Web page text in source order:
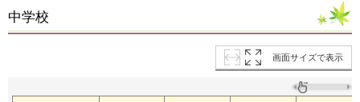
中学校
画面サイズで表示